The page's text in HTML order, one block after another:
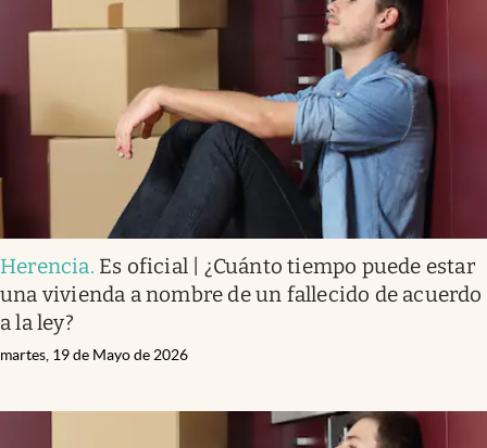
Herencia. Es oficial | ¿Cuánto tiempo puede estar
una vivienda a nombre de un fallecido de acuerdo
a la ley?
martes, 19 de Mayo de 2026